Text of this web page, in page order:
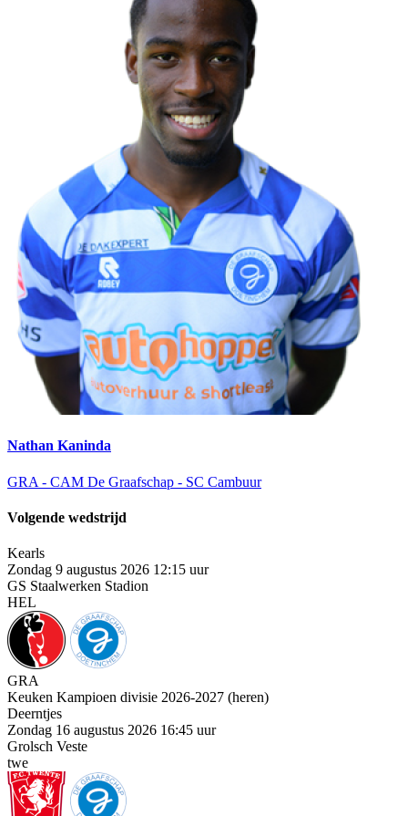
Nathan Kaninda
GRA - CAM De Graafschap - SC Cambuur
Volgende wedstrijd
Kearls
Zondag 9 augustus 2026 12:15 uur
GS Staalwerken Stadion
HEL
GRA
Keuken Kampioen divisie 2026-2027 (heren)
Deerntjes
Zondag 16 augustus 2026 16:45 uur
Grolsch Veste
twe